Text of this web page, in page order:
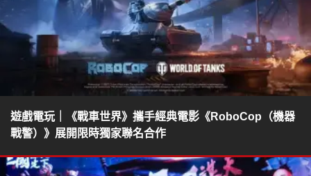
遊戲電玩｜《戰車世界》攜手經典電影《RoboCop（機器
戰警）》展開限時獨家聯名合作